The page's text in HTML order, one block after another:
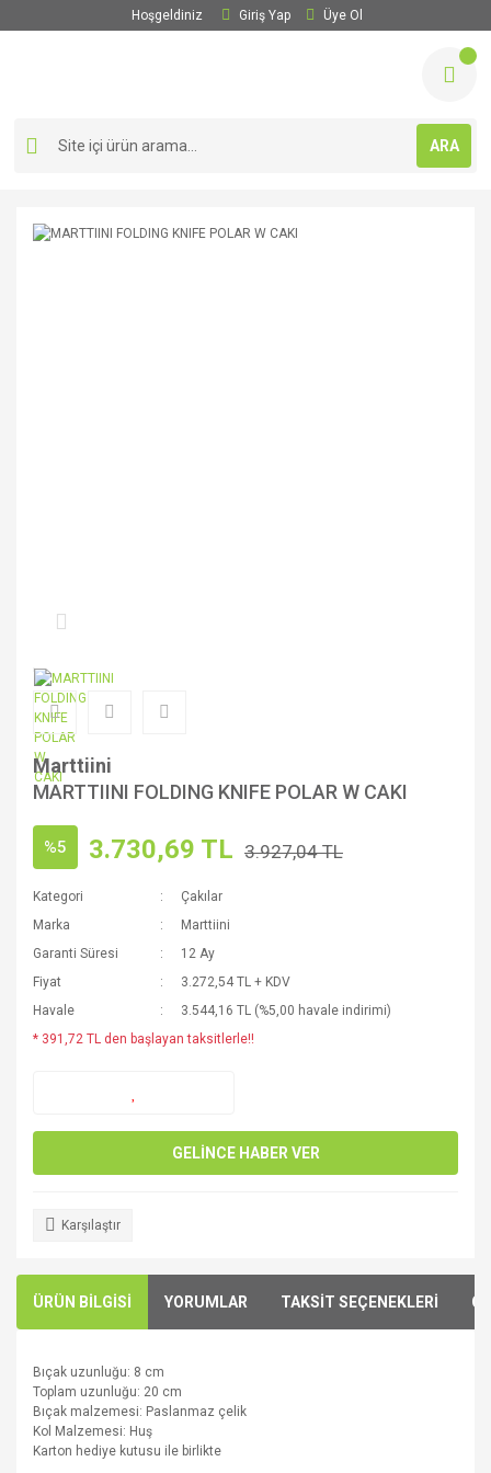
Hoşgeldiniz Giriş Yap Üye Ol
ARA
Marttiini
MARTTIINI FOLDING KNIFE POLAR W CAKI
%5 3.730,69 TL 3.927,04 TL
Kategori
Çakılar
Marka
Marttiini
Garanti Süresi
12 Ay
Fiyat
3.272,54 TL + KDV
Havale
3.544,16 TL (%5,00 havale indirimi)
* 391,72 TL den başlayan taksitlerle!!
GELİNCE HABER VER
Karşılaştır
ÜRÜN BİLGİSİ YORUMLAR TAKSİT SEÇENEKLERİ
Bıçak uzunluğu: 8 cm
Toplam uzunluğu: 20 cm
Bıçak malzemesi: Paslanmaz çelik
Kol Malzemesi: H uş
Karton hediye kutusu ile birlikte